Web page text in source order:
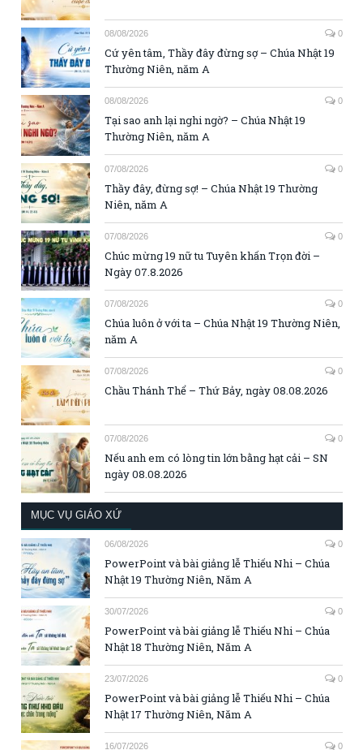
08/08/2026 0
Cứ yên tâm, Thầy đây đừng sợ – Chúa Nhật 19
Thường Niên, năm A
08/08/2026 0
Tại sao anh lại nghi ngờ? – Chúa Nhật 19
Thường Niên, năm A
07/08/2026 0
Thầy đây, đừng sợ! – Chúa Nhật 19 Thường
Niên, năm A
07/08/2026 0
Chúc mừng 19 nữ tu Tuyên khấn Trọn đời –
Ngày 07.8.2026
07/08/2026 0
Chúa luôn ở với ta – Chúa Nhật 19 Thường Niên,
năm A
07/08/2026 0
Chầu Thánh Thể – Thứ Bảy, ngày 08.08.2026
07/08/2026 0
Nếu anh em có lòng tin lớn bằng hạt cải – SN
ngày 08.08.2026
MỤC VỤ GIÁO XỨ
06/08/2026 0
PowerPoint và bài giảng lễ Thiếu Nhi – Chúa
Nhật 19 Thường Niên, Năm A
30/07/2026 0
PowerPoint và bài giảng lễ Thiếu Nhi – Chúa
Nhật 18 Thường Niên, Năm A
23/07/2026 0
PowerPoint và bài giảng lễ Thiếu Nhi – Chúa
Nhật 17 Thường Niên, Năm A
16/07/2026 0